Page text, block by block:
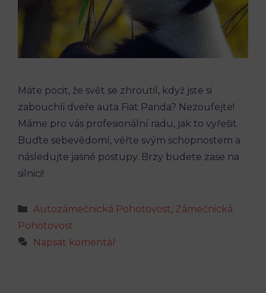
Máte pocit, že svět se zhroutil, když jste si
zabouchli dveře auta Fiat Panda? Nezoufejte!
Máme pro vás profesionální radu, jak to vyřešit.
Buďte sebevědomí, věřte svým schopnostem a
následujte jasné postupy. Brzy budete zase na
silnici!
Rubriky
Autozámečnická Pohotovost, Zámečnická
Pohotovost
Napsat komentář